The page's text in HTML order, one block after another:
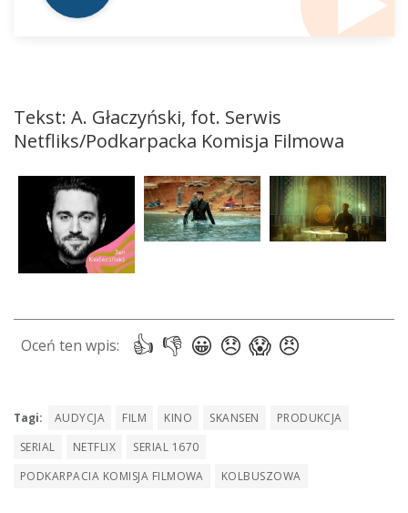
Tekst: A. Głaczyński, fot. Serwis
Netfliks/Podkarpacka Komisja Filmowa
Tagi: AUDYCJA FILM KINO SKANSEN
PRODUKCJA
SERIAL
NETFLIX
SERIAL 1670
PODKARPACIA KOMISJA FILMOWA
KOLBUSZOWA